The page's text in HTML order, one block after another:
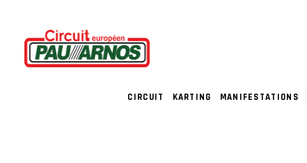
CIRCUIT KARTING MANIFESTATIONS